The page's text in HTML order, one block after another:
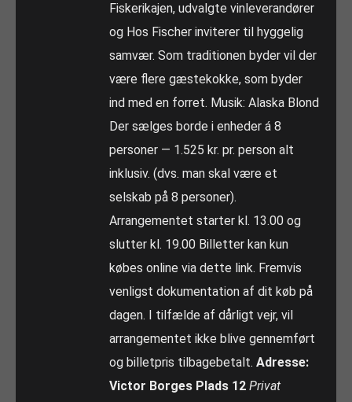
Fiskerikajen, udvalgte vinleverandører
og Hos Fischer inviterer til hyggelig
samvær. Som traditionen byder vil der
være flere gæstekokke, som byder
ind med en forret. Musik: Alaska Blond
Der sælges borde i enheder á 8
personer — 1.525 kr. pr. person alt
inklusiv. (dvs. man skal være et
selskab på 8 personer).
Arrangementet starter kl. 13.00 og
slutter kl. 19.00 Billetter kan kun
købes online via dette link. Fremvis
venligst dokumentation af dit køb på
dagen. I tilfælde af dårligt vejr, vil
arrangementet ikke blive gennemført
og billetpris tilbagebetalt.Adresse:
Victor Borges Plads 12 Privat